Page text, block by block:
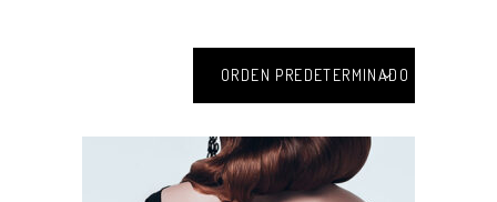
ORDEN PREDETERMINADO